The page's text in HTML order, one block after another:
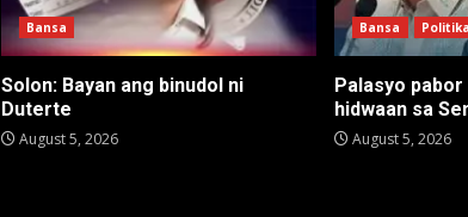
Bansa
Solon: Bayan ang binudol ni
Duterte
August 5, 2026
Bansa Politika
Palasyo pabor
hidwaan sa
August 5, 2026